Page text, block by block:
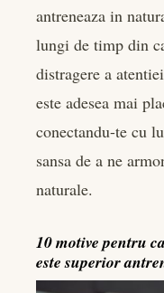
antreneaza in
lungi de timp din
distragere a
este adesea mai
conectandu-te cu
sansa de a ne
naturale.
10 motive pentru
este superior